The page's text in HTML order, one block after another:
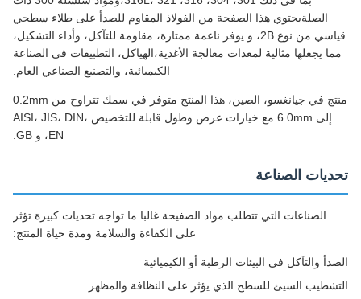
الصلةيحتوي هذا الصفحة من الفولاذ المقاوم للصدأ على طلاء سطحي
قياسي من نوع 2B، و يوفر ناعمة ممتازة، مقاومة للتآكل، وأداء التشكيل،
يجعلها مثالية لمعدات معالجة الأغذية،الهياكل، التطبيقات في الصناعة
الكيميائية، والتصنيع الصناعي العام.
منتج في جيانغسو، الصين، هذا المنتج متوفر في سمك تتراوح من 0.2mm
إلى 6.0mm مع خيارات عرض وطول قابلة للتخصيص.AISI، JIS، DIN،
الصناعة
الصناعات التي تتطلب مواد الصفيحة غالبا ما تواجه تحديات كبيرة تؤثر
على الكفاءة والسلامة ومدة حياة المنتج:
والتآكل في البيئات الرطبة أو الكيميائية
السيئ للسطح الذي يؤثر على النظافة والمظهر